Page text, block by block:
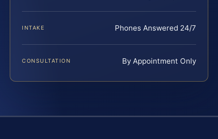
INTAKE Phones Answered 24/7
CONSULTATION By Appointment Only